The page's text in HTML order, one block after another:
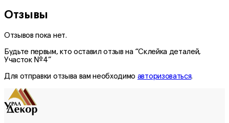
Отзывы
Отзывов пока нет.
Будьте первым, кто оставил отзыв на “Склейка деталей,
Участок №4”
Для отправки отзыва вам необходимо авторизоваться.